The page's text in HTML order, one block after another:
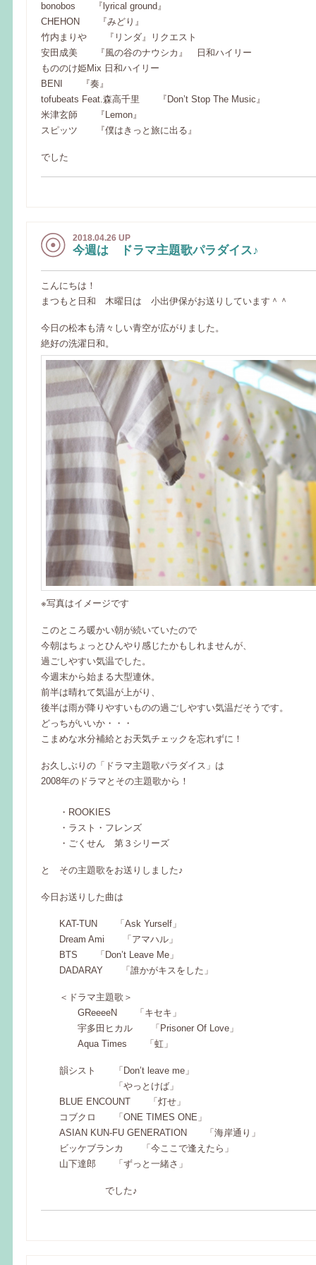
bonobos 『lyrical ground』
CHEHON 『みどり』
竹内まりや 『リンダ』リクエスト
安田成美 『風の谷のナウシカ』 日和ハイリー
もののけ姫Mix 日和ハイリー
BENI 『奏』
tofubeats Feat.森高千里 『Don’t Stop The Music』
米津玄師 『Lemon』
スピッツ 『僕はきっと旅に出る』
でした
2018.04.26 UP
今週は ドラマ主題歌パラダイス♪
こんにちは！
まつもと日和 木曜日は 小出伊保がお送りしています＾＾
今日の松本も清々しい青空が広がりました。
絶好の洗濯日和。
※写真はイメージです
このところ暖かい朝が続いていたので
今朝はちょっとひんやり感じたかもしれませんが、
過ごしやすい気温でした。
今週末から始まる大型連休。
前半は晴れて気温が上がり、
後半は雨が降りやすいものの過ごしやすい気温だそうです。
どっちがいいか・・・
こまめな水分補給とお天気チェックを忘れずに！
お久しぶりの「ドラマ主題歌パラダイス」は
2008年のドラマとその主題歌から！
・ROOKIES
・ラスト・フレンズ
・ごくせん 第３シリーズ
と その主題歌をお送りしました♪
今日お送りした曲は
KAT-TUN 「Ask Yurself」
Dream Ami 「アマハル」
BTS 「Don’t Leave Me」
DADARAY 「誰かがキスをした」
＜ドラマ主題歌＞
GReeeeN 「キセキ」
宇多田ヒカル 「Prisoner Of Love」
Aqua Times 「虹」
韻シスト 「Don’t leave me」
「やっとけば」
BLUE ENCOUNT 「灯せ」
コブクロ 「ONE TIMES ONE」
ASIAN KUN-FU GENERATION 「海岸通り」
ビッケブランカ 「今ここで逢えたら」
山下達郎 「ずっと一緒さ」
でした♪